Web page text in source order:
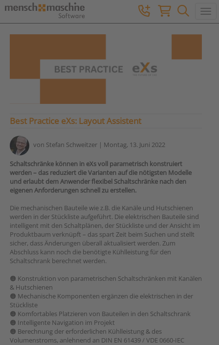
Best Practice eXs: Layout Assistent
von Stefan Schweitzer | Montag, 13. Juni 2022
Schaltschränke können in eXs voll parametrisch konstruiert
werden – das reduziert die Varianten auf die nötigsten Modelle
und erlaubt dem Anwender flexibel Schaltschränke nach den
eigenen Anforderungen schnell zu erstellen.
Die mechanischen Bauteile wie z.B. die Kanäle und Hutschienen
werden in der Stückliste aufgeführt. Die elektrischen Bauteile sind
intelligent mit den Schaltplänen, der Stückliste und der Ansicht im
Produktbaum verknüpft – das spart Zeit beim Suchen und stellt
sicher, dass Änderungen überall aktualisiert werden. Zum
Abschluss kann noch die benötigte Kühlleistung für den
Schaltschrank berechnet werden.
🟠 Konstruktion von parametrischen Schaltschränken mit Kanälen
& Hutschienen
🟠 Mechanische Komponenten ergänzen die elektrischen in der
Stückliste
🟠 Komfortables Platzieren von Bauteilen in den Schaltschrank
🟠 Intelligente Navigation im Projekt
🟠 Berechnung der erforderlichen Kühlleistung & des
Volumenstroms, anlehnend an DIN EN 61439 / VDE 0660-IEC